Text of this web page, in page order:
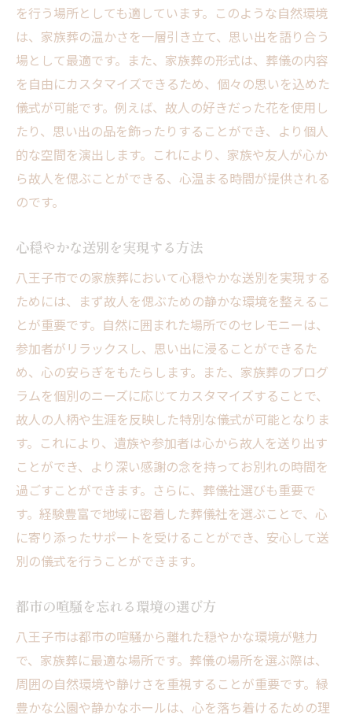
オプションの活用法
予算に合わせたプラン選択
プラン選びで失敗しないために
八王子市の家族葬自然と調和した新たな別れの
スタイル
自然との調和を重視した葬儀
八王子市の自然環境を活かす方法
環境に優しい選択肢
自然を感じる場所での葬儀
知っておきたい八王子市の家族葬信頼の葬儀社
を選ぶコツ
信頼の葬儀社を選ぶためのヒント
口コミやレビューの活用法
地元のネットワークを活かす方法
選ばれる葬儀社の特徴
相談時に確認すべきポイント
安心感を得るための準備
八王子市での家族葬親しい人々と故人を見送る
特別な場所
親しい人々と過ごす時間の大切さ
思い出に残る場所選びのコツ
八王子市の特色を活かしたセレモニー
心に響く場所での葬儀演出
故人を偲ぶための場所選び
を行う場所としても適しています。このような自然環境
は、家族葬の温かさを一層引き立て、思い出を語り合う
場として最適です。また、家族葬の形式は、葬儀の内容
を自由にカスタマイズできるため、個々の思いを込めた
儀式が可能です。例えば、故人の好きだった花を使用し
たり、思い出の品を飾ったりすることができ、より個人
的な空間を演出します。これにより、家族や友人が心か
ら故人を偲ぶことができる、心温まる時間が提供される
のです。
心穏やかな送別を実現する方法
八王子市での家族葬において心穏やかな送別を実現する
ためには、まず故人を偲ぶための静かな環境を整えるこ
とが重要です。自然に囲まれた場所でのセレモニーは、
参加者がリラックスし、思い出に浸ることができるた
め、心の安らぎをもたらします。また、家族葬のプログ
ラムを個別のニーズに応じてカスタマイズすることで、
故人の人柄や生涯を反映した特別な儀式が可能となりま
す。これにより、遺族や参加者は心から故人を送り出す
ことができ、より深い感謝の念を持ってお別れの時間を
過ごすことができます。さらに、葬儀社選びも重要で
す。経験豊富で地域に密着した葬儀社を選ぶことで、心
に寄り添ったサポートを受けることができ、安心して送
別の儀式を行うことができます。
都市の喧騒を忘れる環境の選び方
八王子市は都市の喧騒から離れた穏やかな環境が魅力
で、家族葬に最適な場所です。葬儀の場所を選ぶ際は、
周囲の自然環境や静けさを重視することが重要です。緑
豊かな公園や静かなホールは、心を落ち着けるための理